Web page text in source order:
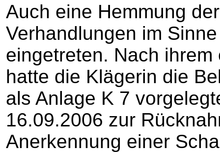
Auch eine Hemmung
Verhandlungen im
eingetreten. Nach
hatte die Klägerin die
als Anlage K 7
16.09.2006 zur
Anerkennung einer